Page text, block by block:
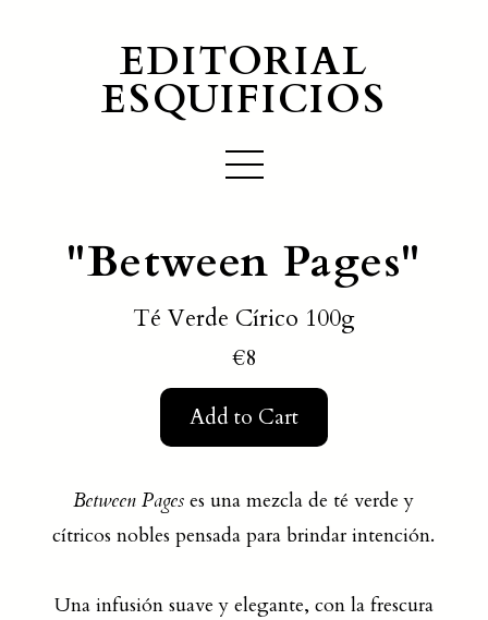
EDITORIAL
ESQUIFICIOS
"Between Pages"
Té Verde Círico 100g
€8
Add to Cart
Between Pages es una mezcla de té verde y
cítricos nobles pensada para brindar intención.
Una infusión suave y elegante, con la frescura